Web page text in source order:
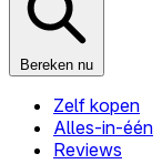
Bereken nu
Zelf kopen
Alles-in-één
Reviews